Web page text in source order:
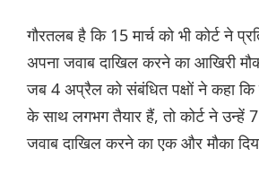
गौरतलब है कि 15 मार्च को भी कोर्ट ने
अपना जवाब दाखिल करने का आखिरी
जब 4 अप्रैल को संबंधित पक्षों ने कहा
के साथ लगभग तैयार हैं, तो कोर्ट ने
जवाब दाखिल करने का एक और मौका